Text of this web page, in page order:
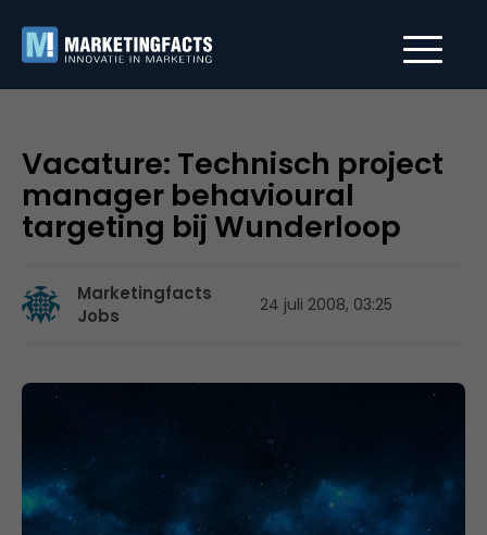
Vacature: Technisch project
manager behavioural
targeting bij Wunderloop
Marketingfacts
Jobs
24 juli 2008, 03:25